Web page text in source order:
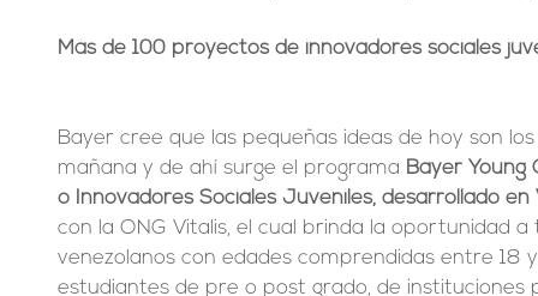
Más de 100 proyectos de innovadores sociales
Bayer cree que las pequeñas ideas de hoy son
mañana y de ahí surge el programa Bayer
o Innovadores Sociales Juveniles, desarrollado en
con la ONG Vitalis, el cual brinda la oportunidad
venezolanos con edades comprendidas entre 18
estudiantes de pre o post grado, de